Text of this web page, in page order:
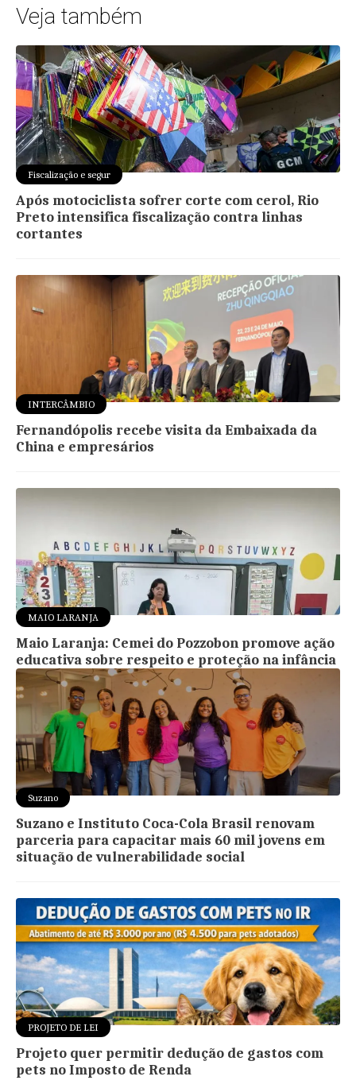
Veja também
Fiscalização e segur
Após motociclista sofrer corte com cerol, Rio
Preto intensifica fiscalização contra linhas
cortantes
INTERCÂMBIO
Fernandópolis recebe visita da Embaixada da
China e empresários
MAIO LARANJA
Maio Laranja: Cemei do Pozzobon promove ação
educativa sobre respeito e proteção na infância
Suzano
Suzano e Instituto Coca-Cola Brasil renovam
parceria para capacitar mais 60 mil jovens em
situação de vulnerabilidade social
PROJETO DE LEI
Projeto quer permitir dedução de gastos com
pets no Imposto de Renda